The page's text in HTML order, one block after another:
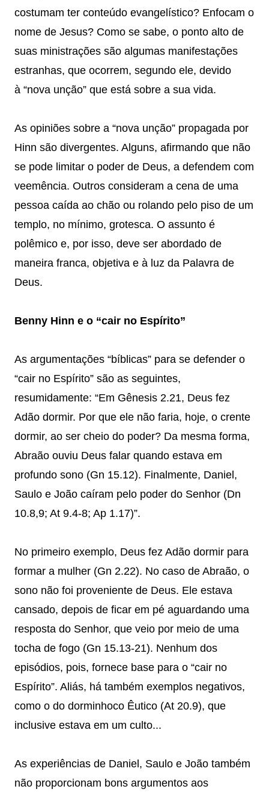
costumam ter conteúdo evangelístico? Enfocam o
nome de Jesus? Como se sabe, o ponto alto de
suas ministrações são algumas manifestações
estranhas, que ocorrem, segundo ele, devido
à “nova unção” que está sobre a sua vida.
As opiniões sobre a “nova unção” propagada por
Hinn são divergentes. Alguns, afirmando que não
se pode limitar o poder de Deus, a defendem com
veemência. Outros consideram a cena de uma
pessoa caída ao chão ou rolando pelo piso de um
templo, no mínimo, grotesca. O assunto é
polêmico e, por isso, deve ser abordado de
maneira franca, objetiva e à luz da Palavra de
Deus.
Benny Hinn e o “cair no Espírito”
As argumentações “bíblicas” para se defender o
“cair no Espírito” são as seguintes,
resumidamente: “Em Gênesis 2.21, Deus fez
Adão dormir. Por que ele não faria, hoje, o crente
dormir, ao ser cheio do poder? Da mesma forma,
Abraão ouviu Deus falar quando estava em
profundo sono (Gn 15.12). Finalmente, Daniel,
Saulo e João caíram pelo poder do Senhor (Dn
10.8,9; At 9.4-8; Ap 1.17)”.
No primeiro exemplo, Deus fez Adão dormir para
formar a mulher (Gn 2.22). No caso de Abraão, o
sono não foi proveniente de Deus. Ele estava
cansado, depois de ficar em pé aguardando uma
resposta do Senhor, que veio por meio de uma
tocha de fogo (Gn 15.13-21). Nenhum dos
episódios, pois, fornece base para o “cair no
Espírito”. Aliás, há também exemplos negativos,
como o do dorminhoco Êutico (At 20.9), que
inclusive estava em um culto...
As experiências de Daniel, Saulo e João também
não proporcionam bons argumentos aos